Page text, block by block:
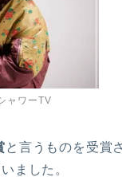
ャワーTV
と言うものを受賞
ました。